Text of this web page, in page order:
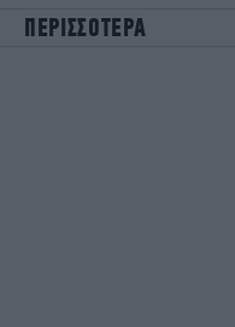
ΠΕΡΙΣΣΟΤΕΡΑ